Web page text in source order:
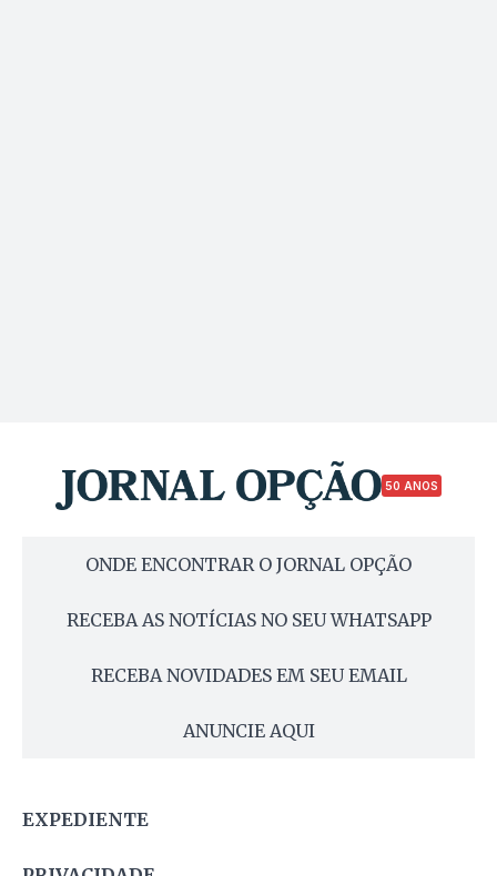
50 ANOS
ONDE ENCONTRAR O JORNAL OPÇÃO
RECEBA AS NOTÍCIAS NO SEU WHATSAPP
RECEBA NOVIDADES EM SEU EMAIL
ANUNCIE AQUI
EXPEDIENTE